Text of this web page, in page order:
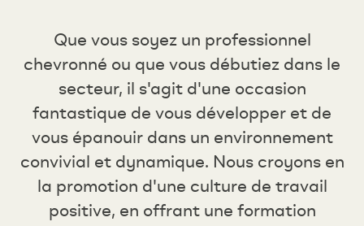
Que vous soyez un professionnel
chevronné ou que vous débutiez dans le
secteur, il s'agit d'une occasion
fantastique de vous développer et de
vous épanouir dans un environnement
convivial et dynamique. Nous croyons en
la promotion d'une culture de travail
positive, en offrant une formation